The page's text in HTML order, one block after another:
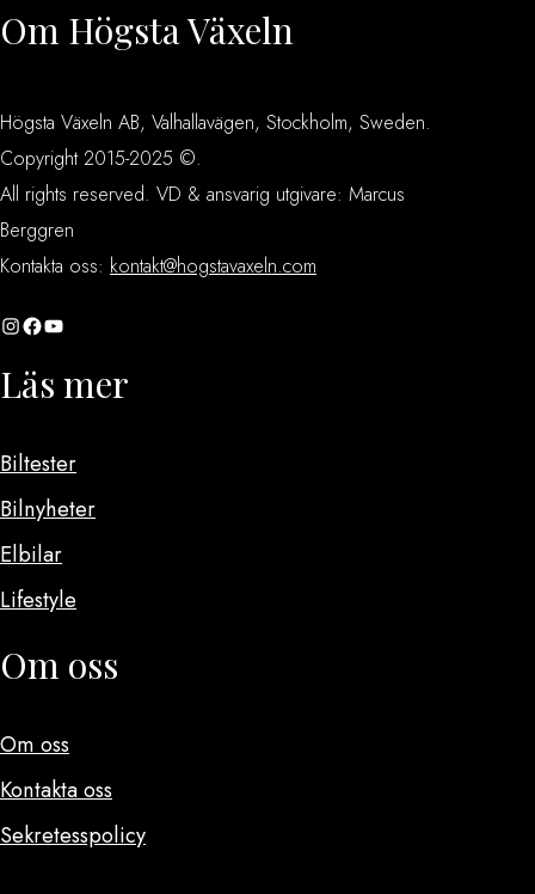
Om Högsta Växeln
Högsta Växeln AB, Valhallavägen, Stockholm, Sweden.
Copyright 2015-2025 ©.
All rights reserved. VD & ansvarig utgivare: Marcus
Berggren
Kontakta oss: kontakt@hogstavaxeln.com
InstagramFacebook YouTube
Läs mer
Biltester
Bilnyheter
Elbilar
Lifestyle
Om oss
Om oss
Kontakta oss
Sekretesspolicy